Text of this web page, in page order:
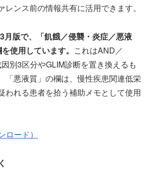
レンス前の情報共有に活用できます。
月版で、「飢餓／侵襲・炎症／悪液
使用しています。 これはAND／
別3区分やGLIM診断を置き換えるも
「悪液質」の欄は、慢性疾患関連低栄
われる患者を拾う補助メモとして使用
ード）